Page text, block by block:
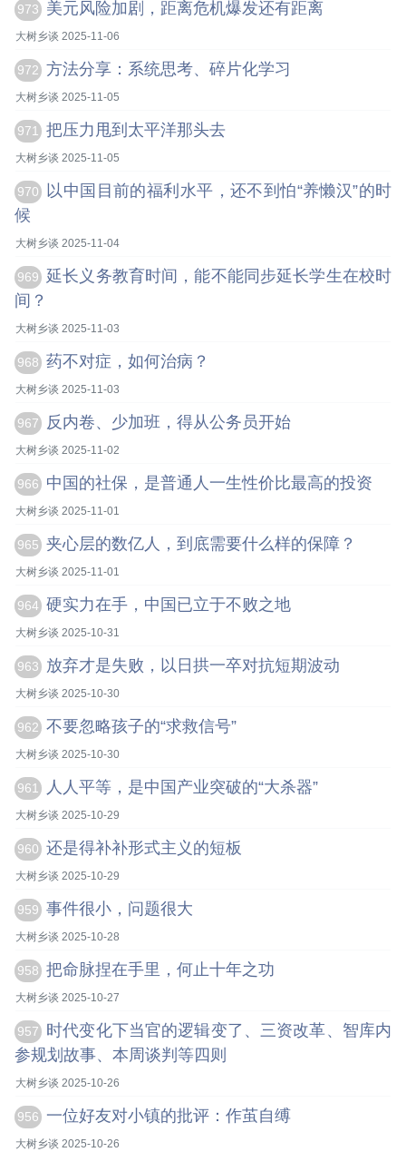
973 美元风险加剧，距离危机爆发还有距离
大树乡谈 2025-11-06
972 方法分享：系统思考、碎片化学习
大树乡谈 2025-11-05
971 把压力甩到太平洋那头去
大树乡谈 2025-11-05
970
以中国目前的福利水平，还不到怕“养懒汉”的时
候
大树乡谈 2025-11-04
969
延长义务教育时间，能不能同步延长学生在校时
间？
大树乡谈 2025-11-03
968 药不对症，如何治病？
大树乡谈 2025-11-03
967 反内卷、少加班，得从公务员开始
大树乡谈 2025-11-02
966 中国的社保，是普通人一生性价比最高的投资
大树乡谈 2025-11-01
965 夹心层的数亿人，到底需要什么样的保障？
大树乡谈 2025-11-01
964 硬实力在手，中国已立于不败之地
大树乡谈 2025-10-31
963 放弃才是失败，以日拱一卒对抗短期波动
大树乡谈 2025-10-30
962 不要忽略孩子的“求救信号”
大树乡谈 2025-10-30
961 人人平等，是中国产业突破的“大杀器”
大树乡谈 2025-10-29
960 还是得补补形式主义的短板
大树乡谈 2025-10-29
959 事件很小，问题很大
大树乡谈 2025-10-28
958 把命脉捏在手里，何止十年之功
大树乡谈 2025-10-27
957
时代变化下当官的逻辑变了、三资改革、智库内
参规划故事、本周谈判等四则
大树乡谈 2025-10-26
956 一位好友对小镇的批评：作茧自缚
大树乡谈 2025-10-26